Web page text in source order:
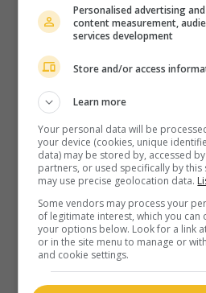
au cinéma
La Vie, ma
É.-U. 2017. Comédie dramatique
Stiller,Austin Abrams ,Jenna
d'admission de son fils dans une
Est déclenche une crise
la classe
Durée: 101 min.
Personalised advertising
content measurement,
services development
Store and/or access
Learn more
Your personal data will be
your device (cookies, unique
data) may be stored by, accessed
partners, or used specifically by
may use precise geolocation data.
Some vendors may process your
of legitimate interest, which you
your options below. Look for a link
or in the site menu to manage or
and cookie settings.